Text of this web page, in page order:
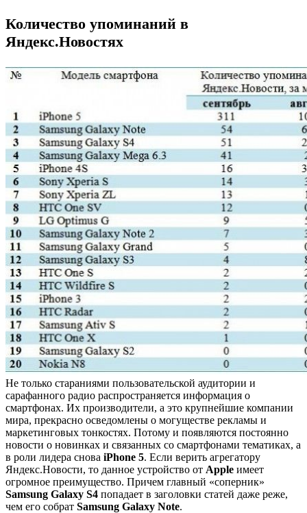
Количество упоминаний в
Яндекс.Новостях
Не только стараниями пользовательской аудитории и
сарафанного радио распространяется информация о
смартфонах. Их производители, а это крупнейшие компании
мира, прекрасно осведомлены о могуществе рекламы и
маркетинговых тонкостях. Потому и появляются постоянно
новости о новинках и связанных со смартфонами тематиках, а
в роли лидера снова iPhone 5. Если верить агрегатору
Яндекс.Новости, то данное устройство от Apple имеет
огромное преимущество. Причем главный «соперник»
Samsung Galaxy S4 попадает в заголовки статей даже реже,
чем его собрат Samsung Galaxy Note.